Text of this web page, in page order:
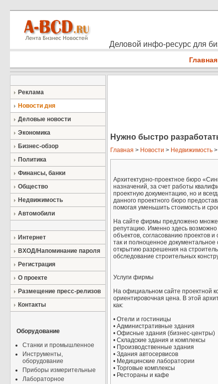
Деловой инфо-ресурс для
Главная
Реклама
Новости дня
Деловые новости
Экономика
Бизнес-обзор
Политика
Финансы, банки
Общество
Недвижимость
Автомобили
Интернет
ВХОД/Напоминание пароля
Регистрация
О проекте
Размещение пресс-релизов
Контакты
Оборудование
Станки и промышленное
Инструменты,
оборудование
Приборы измерительные
Лабораторное
Нужно быстро
Главная > Новости > Недвижимость
Архитектурно-проектное бюро
назначений, за счет работы
проектную документацию, но и
данного проектного бюро
помогая уменьшить стоимость и
На сайте фирмы предложено
репутацию. Именно здесь
объектов, согласованию проектов
так и полноценное
открытию разрешения на
обследование строительных
Услуги фирмы
На официальном сайте проектной
ориентировочная цена. В этой
как:
• Отели и гостиницы
• Административные здания
• Офисные здания (бизнес-центры)
• Складские здания и комплексы
• Производственные здания
• Здания автосервисов
• Медицинские лаборатории
• Торговые комплексы
• Рестораны и кафе